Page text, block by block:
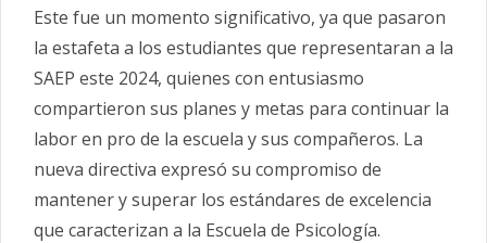
Este fue un momento significativo, ya que pasaron
la estafeta a los estudiantes que representaran a la
SAEP este 2024, quienes con entusiasmo
compartieron sus planes y metas para continuar la
labor en pro de la escuela y sus compañeros. La
nueva directiva expresó su compromiso de
mantener y superar los estándares de excelencia
que caracterizan a la Escuela de Psicología.